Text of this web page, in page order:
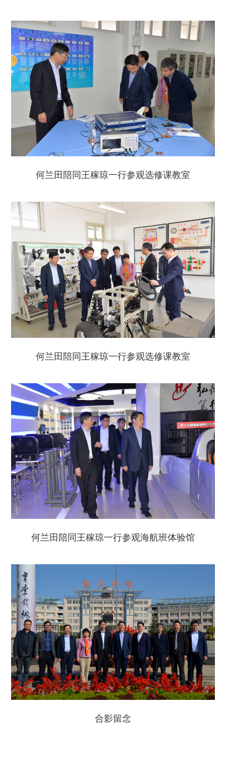
何兰田陪同王稼琼一行参观选修课教室
何兰田陪同王稼琼一行参观选修课教室
何兰田陪同王稼琼一行参观海航班体验馆
合影留念